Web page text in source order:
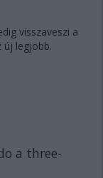
visszaveszi a
új legjobb.
a three-